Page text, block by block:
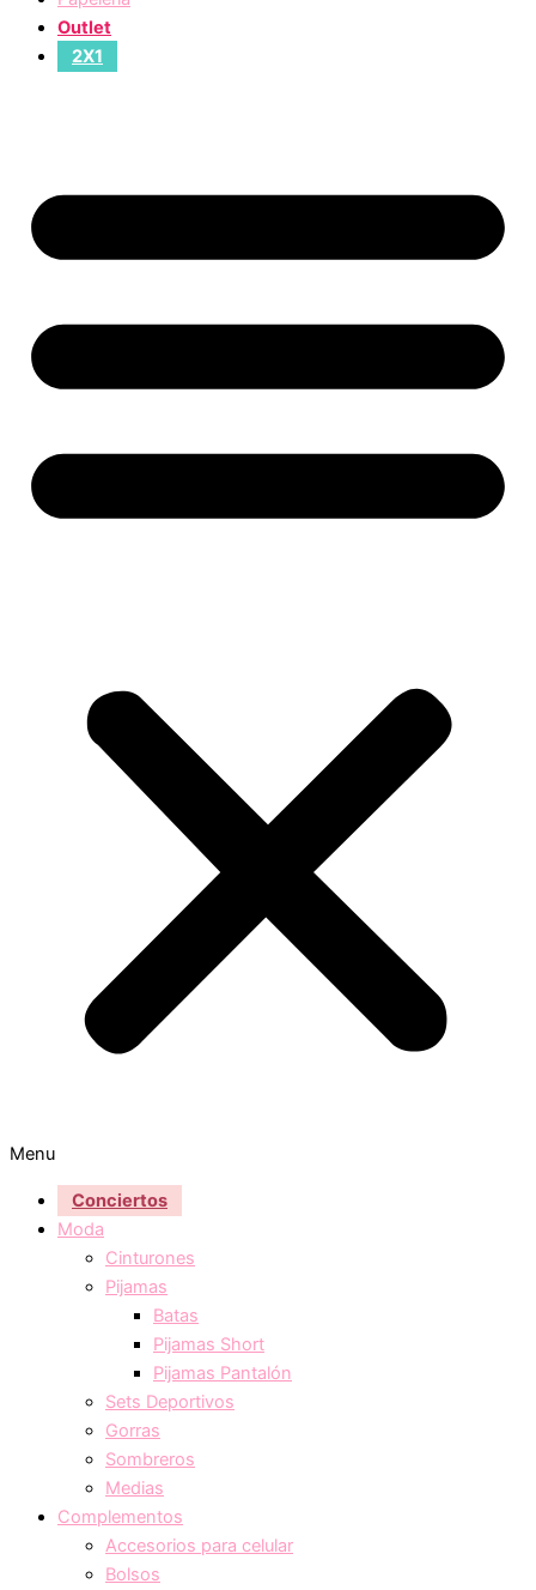
Outlet
2X1
Menu
Conciertos
Moda
Cinturones
Pijamas
Batas
Pijamas Short
Pijamas Pantalón
Sets Deportivos
Gorras
Sombreros
Medias
Complementos
Accesorios para celular
Bolsos